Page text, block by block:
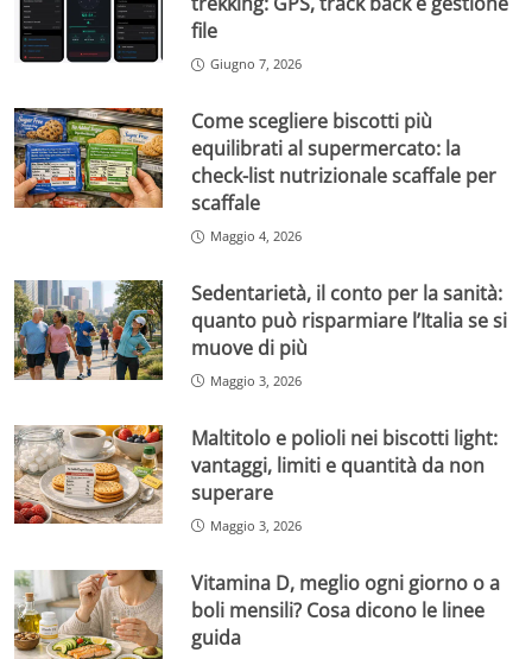
file
Giugno 7, 2026
Come scegliere biscotti più
equilibrati al supermercato: la
check-list nutrizionale scaffale per
scaffale
Maggio 4, 2026
Sedentarietà, il conto per la sanità:
quanto può risparmiare l’Italia se si
muove di più
Maggio 3, 2026
Maltitolo e polioli nei biscotti light:
vantaggi, limiti e quantità da non
superare
Maggio 3, 2026
Vitamina D, meglio ogni giorno o a
boli mensili? Cosa dicono le linee
guida